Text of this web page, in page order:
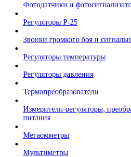
Фотодатчики и
Регуляторы Р-25
Звонки громкого боя и
Регуляторы температуры
Регуляторы давления
Термопреобразователи
Измерители-регуляторы,
питания
Мегаомметры
Мультиметры